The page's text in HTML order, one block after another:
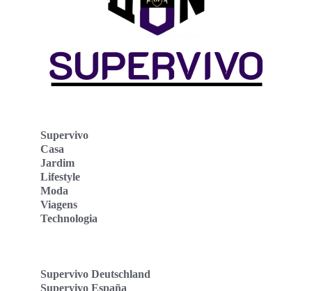
Supervivo
Casa
Jardim
Lifestyle
Moda
Viagens
Technologia
Supervivo Deutschland
Supervivo España